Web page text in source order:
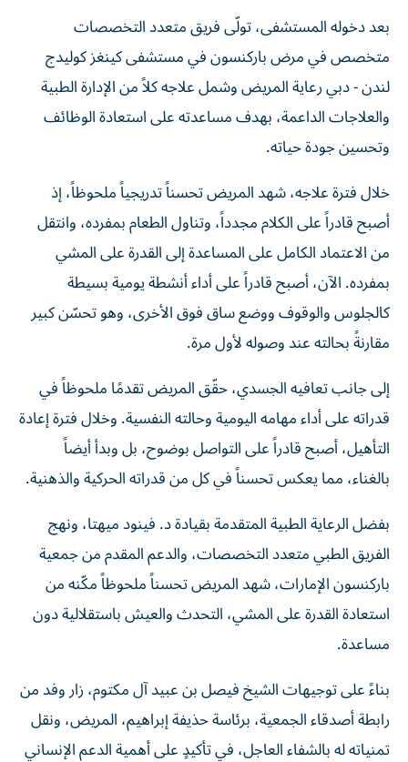
بعد دخوله المستشفى، تولّى فريق متعدد التخصصات
متخصص في مرض باركنسون في مستشفى كينغز كوليدج
لندن - دبي رعاية المريض وشمل علاجه كلاً من الإدارة الطبية
والعلاجات الداعمة، بهدف مساعدته على استعادة الوظائف
وتحسين جودة حياته.
خلال فترة علاجه، شهد المريض تحسناً تدريجياً ملحوظاً، إذ
أصبح قادراً على الكلام مجدداً، وتناول الطعام بمفرده، وانتقل
من الاعتماد الكامل على المساعدة إلى القدرة على المشي
بمفرده. الآن، أصبح قادراً على أداء أنشطة يومية بسيطة
كالجلوس والوقوف ووضع ساق فوق الأخرى، وهو تحسّن كبير
مقارنةً بحالته عند وصوله لأول مرة.
إلى جانب تعافيه الجسدي، حقّق المريض تقدمًا ملحوظاً في
قدراته على أداء مهامه اليومية وحالته النفسية. وخلال فترة إعادة
التأهيل، أصبح قادراً على التواصل بوضوح، بل وبدأ أيضاً
بالغناء، مما يعكس تحسناً في كل من قدراته الحركية والذهنية.
بفضل الرعاية الطبية المتقدمة بقيادة د. فينود ميهتا، ونهج
الفريق الطبي متعدد التخصصات، والدعم المقدم من جمعية
باركنسون الإمارات، شهد المريض تحسناً ملحوظاً مكّنه من
استعادة القدرة على المشي، التحدث والعيش باستقلالية دون
مساعدة.
بناءً على توجيهات الشيخ فيصل بن عبيد آل مكتوم، زار وفد من
رابطة أصدقاء الجمعية، برئاسة حذيفة إبراهيم، المريض، ونقل
تمنياته له بالشفاء العاجل، في تأكيدٍ على أهمية الدعم الإنساني